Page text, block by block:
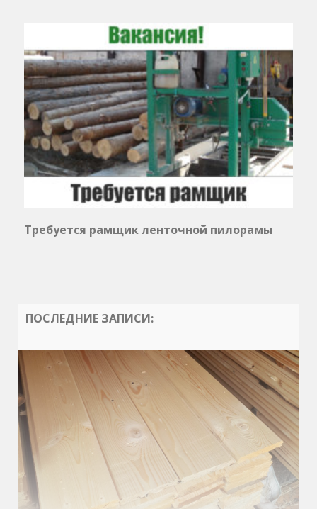
Требуется рамщик ленточной пилорамы
ПОСЛЕДНИЕ ЗАПИСИ: